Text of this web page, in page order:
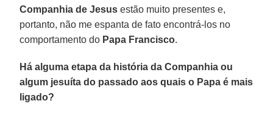
Companhia de Jesus estão muito presentes e,
portanto, não me espanta de fato encontrá-los no
comportamento do Papa Francisco.
Há alguma etapa da história da Companhia ou
algum jesuíta do passado aos quais o Papa é mais
ligado?